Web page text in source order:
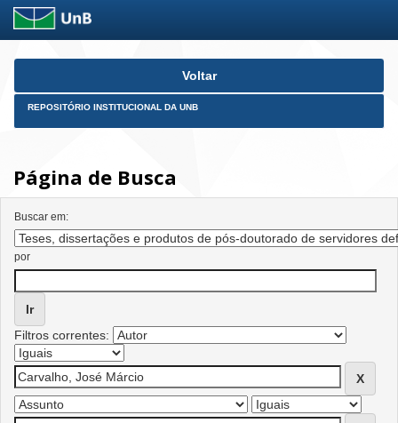
Skip
Voltar
REPOSITÓRIO INSTITUCIONAL DA UNB
Página de Busca
Buscar em:
por
Filtros correntes: